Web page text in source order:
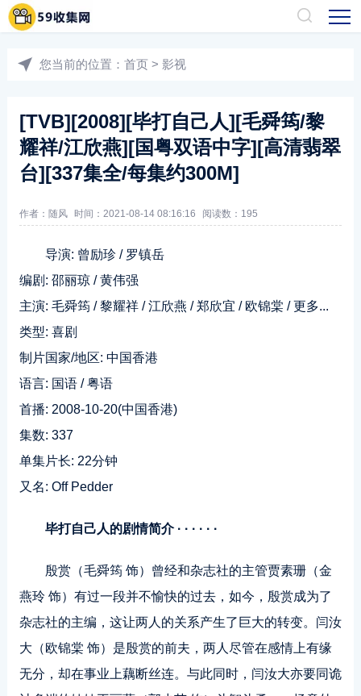
您当前的位置： 首页 > 影视
[TVB][2008][毕打自己人][毛舜筠/黎
耀祥/江欣燕][国粤双语中字][高清翡翠
台][337集全/每集约300M]
作者：随风 时间：2021-08-14 08:16:16 阅读数： 195
导演: 曾励珍 / 罗镇岳
编剧: 邵丽琼 / 黄伟强
主演: 毛舜筠 / 黎耀祥 / 江欣燕 / 郑欣宜 / 欧锦棠 / 更多...
类型: 喜剧
制片国家/地区: 中国香港
语言: 国语 / 粤语
首播: 2008-10-20(中国香港)
集数: 337
单集片长: 22分钟
又名: Off Pedder
毕打自己人的剧情简介 · · · · · ·
殷赏（毛舜筠 饰）曾经和杂志社的主管贾素珊（金
燕玲 饰）有过一段并不愉快的过去，如今，殷赏成为了
杂志社的主编，这让两人的关系产生了巨大的转变。闫汝
大（欧锦棠 饰）是殷赏的前夫，两人尽管在感情上有缘
无分，却在事业上藕断丝连。与此同时，闫汝大亦要同诡